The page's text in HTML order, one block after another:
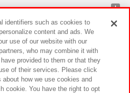
ナビリティ サイトポリシー
identifiers such as cookies to
content and ads. We
use of our website with our
who may combine it with
provided to them or that they
of their services. Please click
how we use cookies and
cookie. You have the right to opt